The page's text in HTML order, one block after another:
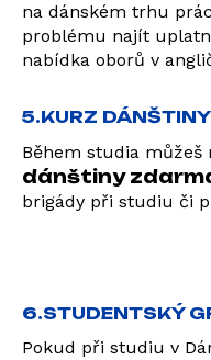
na dánském trhu
problému najít
nabídka oborů v
5.KURZ
Během studia můžeš
dánštiny
brigády při studiu či
6.STUDENTSKÝ
Pokud při studiu v